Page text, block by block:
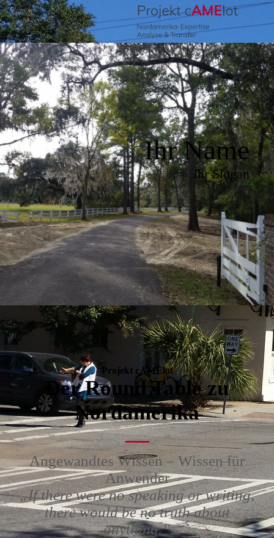
Ihr Name
Ihr Slogan
Projekt cAMElot
Der Round Table zu
Nordamerika
—
Angewandtes Wissen – Wissen für
Anwender
„If there were no speaking or writing,
there would be no truth about
anything.”